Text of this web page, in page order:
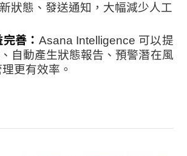
狀態、發送通知，大幅減少人工
善： Asana Intelligence 可以提
自動產生狀態報告、預警潛在風
更有效率。